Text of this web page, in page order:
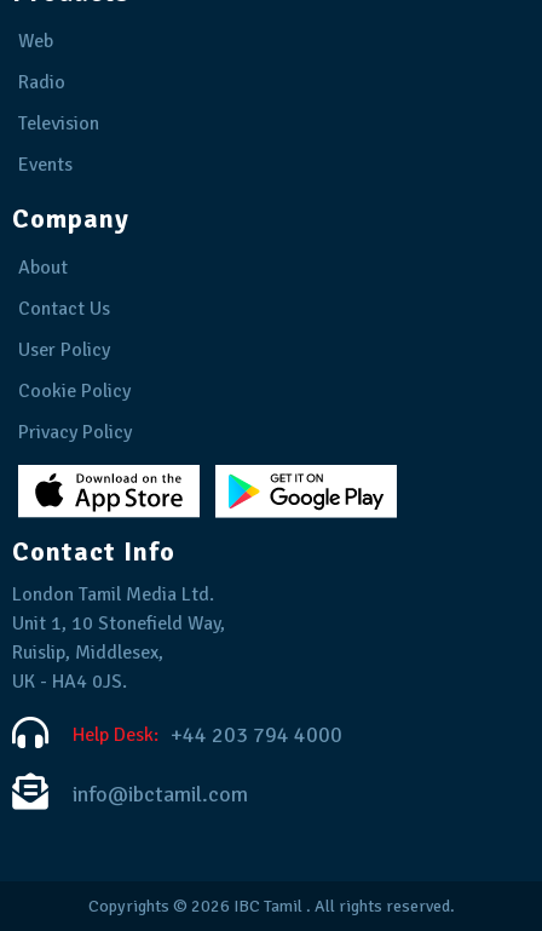
Web
Radio
Television
Events
Company
About
Contact Us
User Policy
Cookie Policy
Privacy Policy
Contact Info
London Tamil Media Ltd.
Unit 1, 10 Stonefield Way,
Ruislip, Middlesex,
UK - HA4 0JS.
Help Desk: +44 203 794 4000
info@ibctamil.com
Copyrights © 2026 IBC Tamil. All rights reserved.